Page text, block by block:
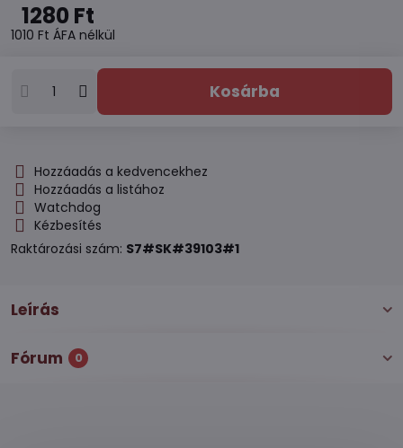
1280 Ft
1010 Ft ÁFA nélkül
Kosárba
Hozzáadás a kedvencekhez
Hozzáadás a listához
Watchdog
Kézbesítés
Raktározási szám: S7#SK#39103#1
Leírás
Fórum 0